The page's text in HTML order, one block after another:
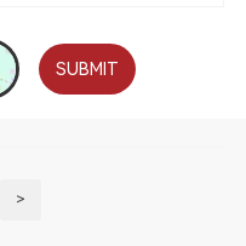
SUBMIT
>